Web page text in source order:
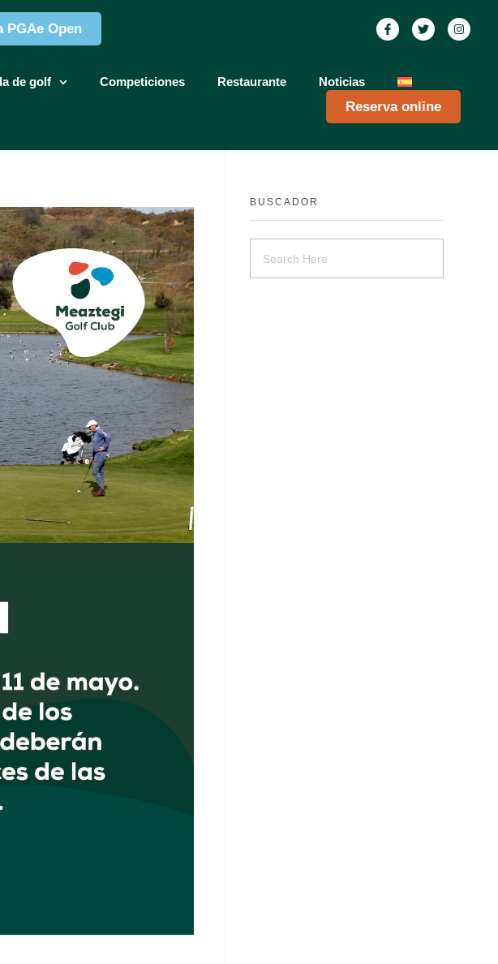
PGAe Open
de golf Competiciones Restaurante Noticias
Reserva online
BUSCADOR